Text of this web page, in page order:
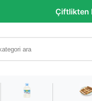
Çiftlikten